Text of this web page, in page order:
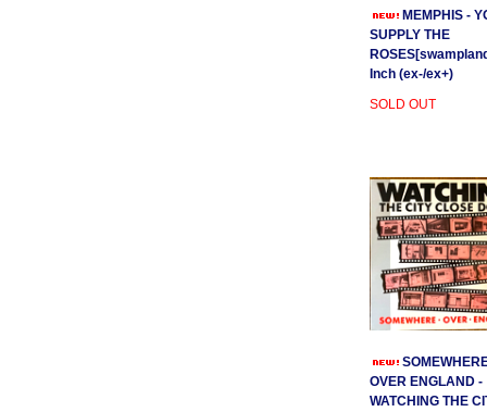
MEMPHIS -
SUPPLY THE
Inch (ex-/ex+)
SOLD OUT
OVER ENGLAND -
WATCHING THE